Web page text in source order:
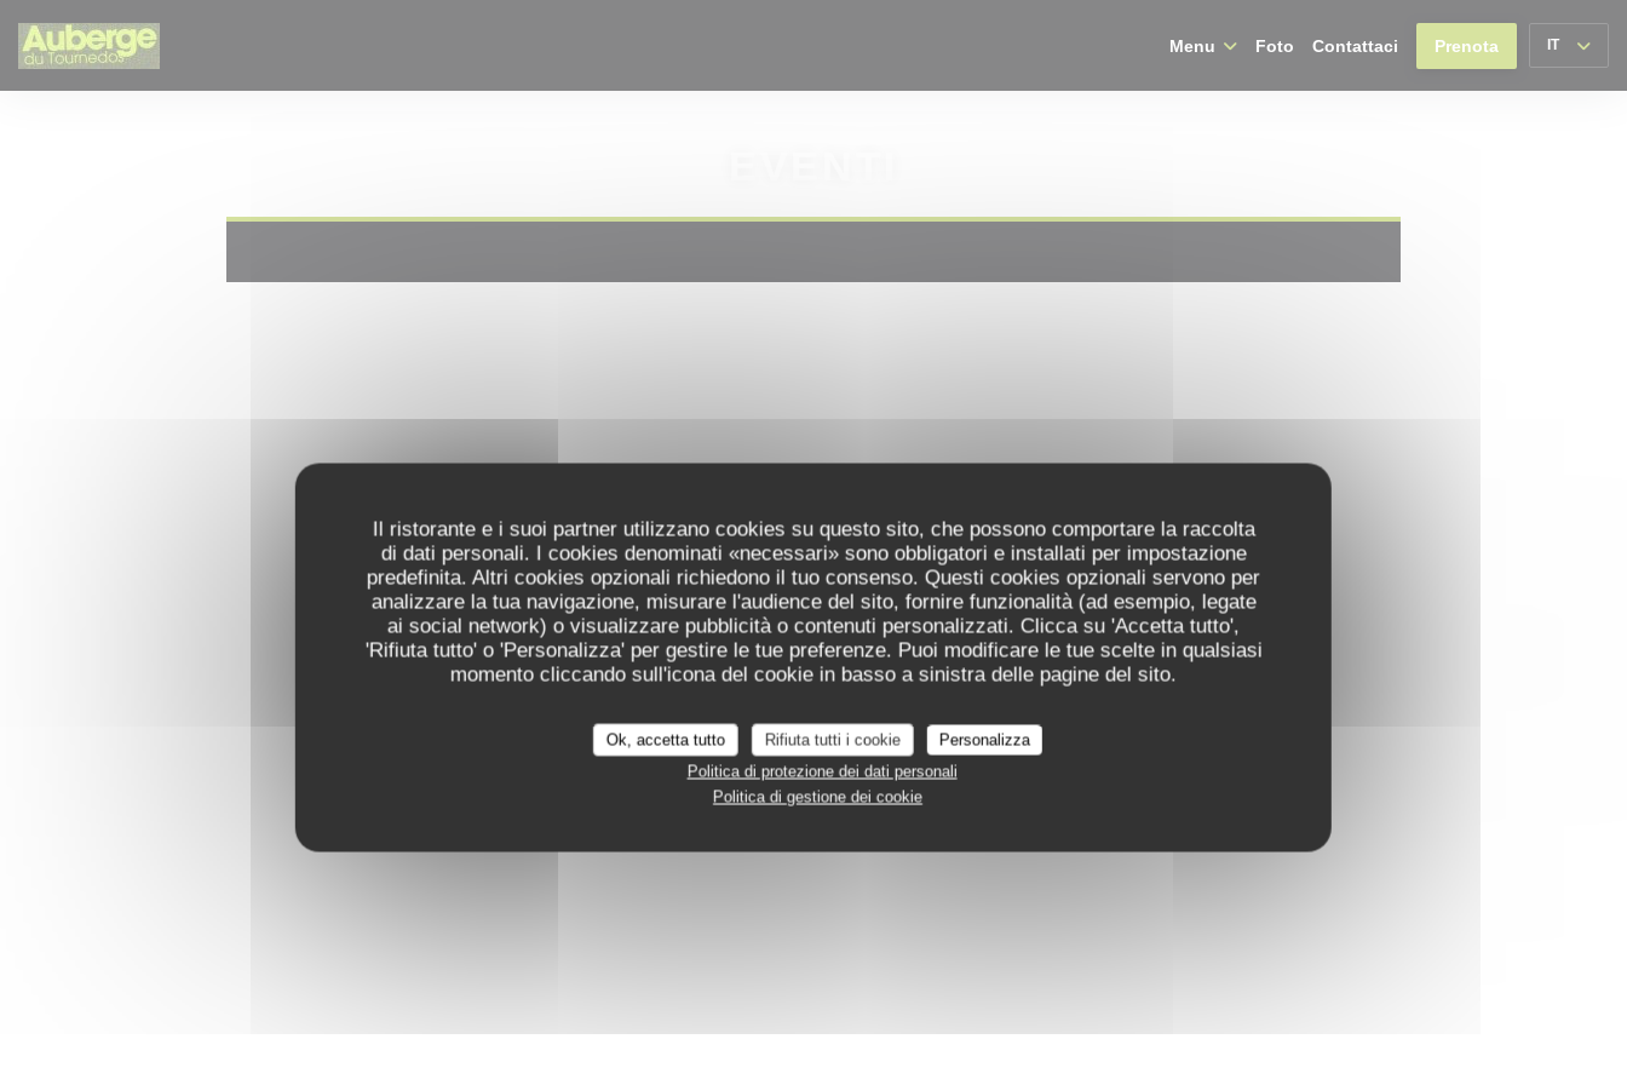
Il ristorante e i suoi partner utilizzano cookies su questo sito, che possono comportare la raccolta
di dati personali. I cookies denominati «necessari» sono obbligatori e installati per impostazione
predefinita. Altri cookies opzionali richiedono il tuo consenso. Questi cookies opzionali servono per
analizzare la tua navigazione, misurare l'audience del sito, fornire funzionalità (ad esempio, legate
ai social network) o visualizzare pubblicità o contenuti personalizzati. Clicca su 'Accetta tutto',
'Rifiuta tutto' o 'Personalizza' per gestire le tue preferenze. Puoi modificare le tue scelte in qualsiasi
momento cliccando sull'icona del cookie in basso a sinistra delle pagine del sito.
Ok, accetta tutto Rifiuta tutti i cookie
Personalizza
Politica di protezione dei dati personali
Politica di gestione dei cookie
Menu Foto Contattaci Prenota IT